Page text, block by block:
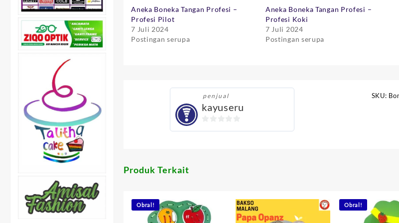
Aneka Boneka Tangan Profesi –
Profesi Pilot
7 Juli 2024
Postingan serupa
Aneka Boneka Tangan Profesi –
Profesi Koki
7 Juli 2024
Postingan serupa
penjual
kayuseru
SKU:
Produk Terkait
Obral! Obral!